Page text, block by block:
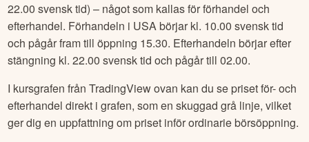
22.00 svensk tid) – något som kallas för förhandel och
efterhandel. Förhandeln i USA börjar kl. 10.00 svensk tid
och pågår fram till öppning 15.30. Efterhandeln börjar efter
stängning kl. 22.00 svensk tid och pågår till 02.00.
I kursgrafen från TradingView ovan kan du se priset för- och
efterhandel direkt i grafen, som en skuggad grå linje, vilket
ger dig en uppfattning om priset inför ordinarie börsöppning.